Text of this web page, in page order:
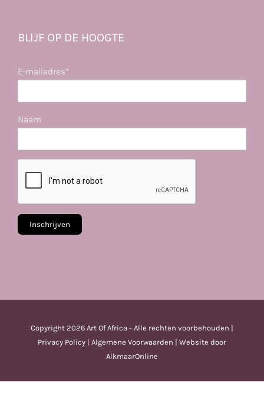
BLIJF OP DE HOOGTE
E-mailadres*
Naam
Copyright 2026 Art Of Africa - Alle rechten voorbehouden |
Privacy Policy | Algemene Voorwaarden | Website door
AlkmaarOnline